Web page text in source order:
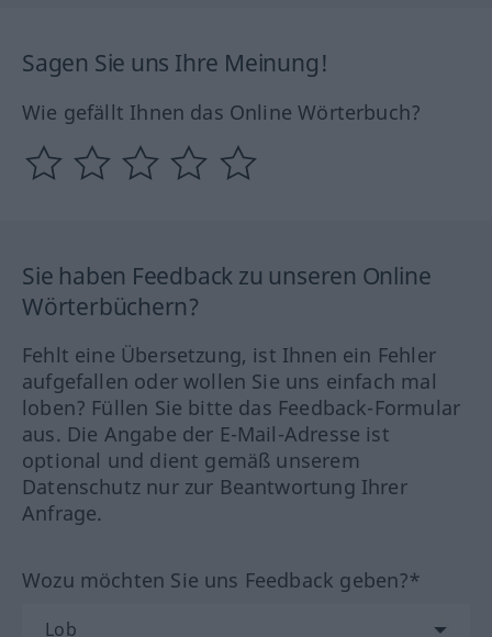
Sagen Sie uns Ihre Meinung!
Wie gefällt Ihnen das Online Wörterbuch?
Sie haben Feedback zu unseren Online
Wörterbüchern?
Fehlt eine Übersetzung, ist Ihnen ein Fehler
aufgefallen oder wollen Sie uns einfach mal
loben? Füllen Sie bitte das Feedback-Formular
aus. Die Angabe der E-Mail-Adresse ist
optional und dient gemäß unserem
Datenschutz nur zur Beantwortung Ihrer
Anfrage.
Wozu möchten Sie uns Feedback geben?*